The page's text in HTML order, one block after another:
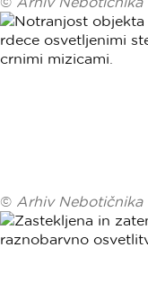
© Arhiv Nebotičnika